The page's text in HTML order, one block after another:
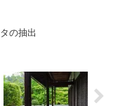
の抽出